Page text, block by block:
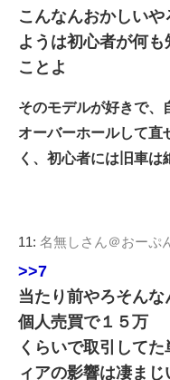
こんなんおかしい
ようは初心者が何
ことよ
そのモデルが好きで、
オーバーホールして直
く、初心者には旧車は
11: 名無しさん＠おーぷん
>>7
当たり前やろそん
個人売買で１５万
くらいで取引して
ィアの影響は凄まじ